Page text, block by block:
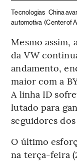
Tecnologias China
automotiva (Center of
Mesmo assim,
da VW
andamento,
maior com a
A linha ID
lutado para
seguidores
O último
na terça-feira